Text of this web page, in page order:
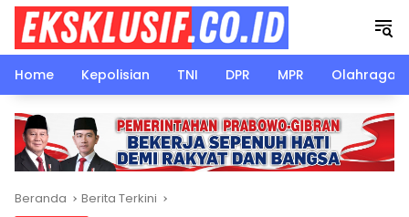
Langsung
konten
Home
Kepolisian TNI DPR MPR Olahraga
Beranda Berita Terkini